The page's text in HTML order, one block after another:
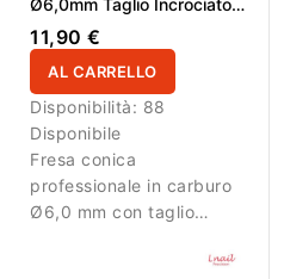
Ø6,0mm Taglio Incrociato
Grosso Super Cut – LL
14,6mm
11,90 €
AL CARRELLO
Disponibilità: 88
Disponibile
Fresa conica
professionale in carburo
Ø6,0 mm con taglio
Cut e superficie attiva di